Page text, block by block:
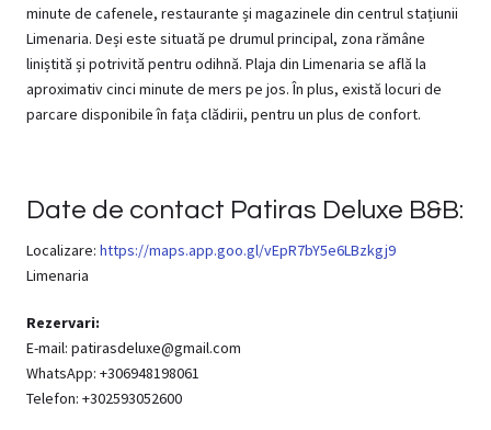
minute de cafenele, restaurante și magazinele din centrul stațiunii
Limenaria. Deși este situată pe drumul principal, zona rămâne
liniștită și potrivită pentru odihnă. Plaja din Limenaria se află la
aproximativ cinci minute de mers pe jos. În plus, există locuri de
parcare disponibile în fața clădirii, pentru un plus de confort.
Date de contact Patiras Deluxe B&B:
Localizare: https://maps.app.goo.gl/vEpR7bY5e6LBzkgj9
Limenaria
Rezervari:
E-mail: patirasdeluxe@gmail.com
WhatsApp: +306948198061
Telefon: +302593052600